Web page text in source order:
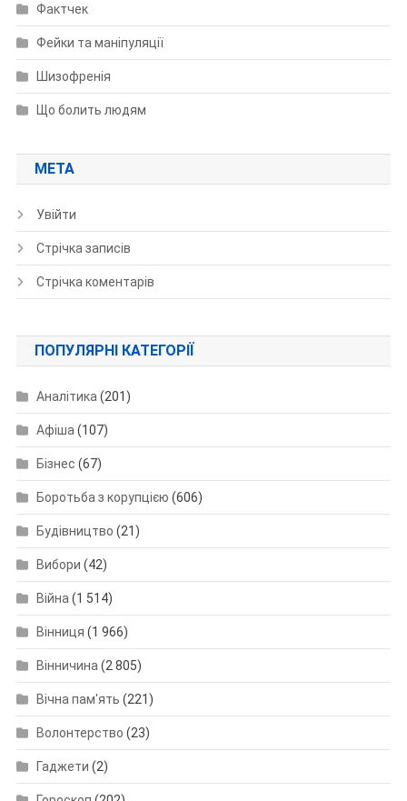
Фактчек
Фейки та маніпуляції
Шизофренія
Що болить людям
МЕТА
Увійти
Стрічка записів
Стрічка коментарів
ПОПУЛЯРНІ КАТЕГОРІЇ
Аналітика (201)
Афіша (107)
Бізнес (67)
Боротьба з корупцією (606)
Будівництво (21)
Вибори (42)
Війна (1 514)
Вінниця (1 966)
Вінничина (2 805)
Вічна пам'ять (221)
Волонтерство (23)
Гаджети (2)